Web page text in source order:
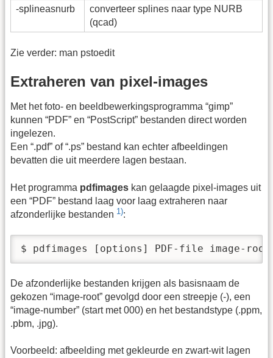
-splineasnurb
converteer splines naar type NURB
(qcad)
Zie verder: man pstoedit
Extraheren van pixel-images
Met het foto- en beeldbewerkingsprogramma “gimp”
kunnen “PDF” en “PostScript” bestanden direct worden
ingelezen.
Een “.pdf” of “.ps” bestand kan echter afbeeldingen
bevatten die uit meerdere lagen bestaan.
Het programma pdfimages kan gelaagde pixel-images uit
een “PDF” bestand laag voor laag extraheren naar
afzonderlijke bestanden 1):
$ pdfimages [options] PDF-file image-root
De afzonderlijke bestanden krijgen als basisnaam de
gekozen “image-root” gevolgd door een streepje (-), een
“image-number” (start met 000) en het bestandstype (.ppm,
.pbm, .jpg).
Voorbeeld: afbeelding met gekleurde en zwart-wit lagen